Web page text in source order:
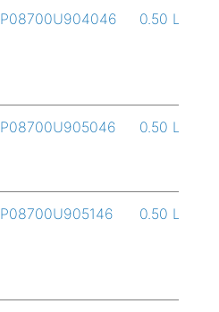
P08700U904046 0.50 L
P08700U905046 0.50 L
P08700U905146 0.50 L